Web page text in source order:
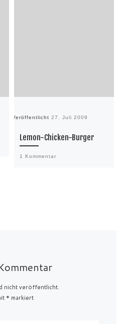
Veröffentlicht 27. Juli 2009
Lemon-Chicken-Burger
1 Kommentar
nicht veröffentlicht.
* markiert